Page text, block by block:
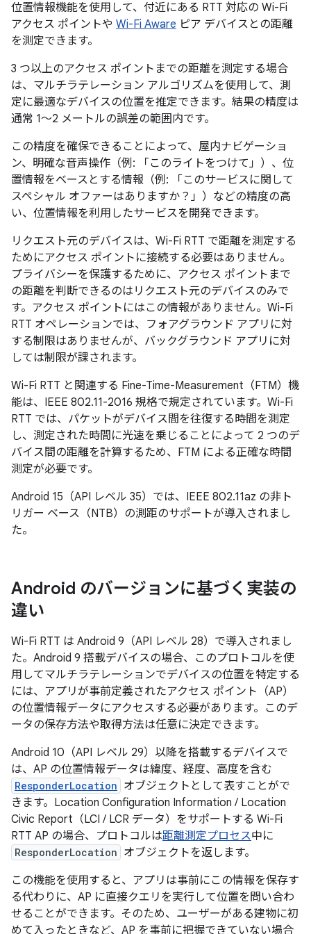
位置情報機能を使用して、付近にある RTT 対応の Wi-Fi
アクセス ポイントや Wi-Fi Aware ピア デバイスとの距離
を測定できます。
3 つ以上のアクセス ポイントまでの距離を測定する場合
は、マルチラテレーション アルゴリズムを使用して、測
定に最適なデバイスの位置を推定できます。結果の精度は
通常 1～2 メートルの誤差の範囲内です。
この精度を確保できることによって、屋内ナビゲーショ
ン、明確な音声操作（例: 「このライトをつけて」）、位
置情報をベースとする情報（例: 「このサービスに関して
スペシャル オファーはありますか？」）などの精度の高
い、位置情報を利用したサービスを開発できます。
リクエスト元のデバイスは、Wi-Fi RTT で距離を測定する
ためにアクセス ポイントに接続する必要はありません。
プライバシーを保護するために、アクセス ポイントまで
の距離を判断できるのはリクエスト元のデバイスのみで
す。アクセス ポイントにはこの情報がありません。Wi-Fi
RTT オペレーションでは、フォアグラウンド アプリに対
する制限はありませんが、バックグラウンド アプリに対
しては制限が課されます。
Wi-Fi RTT と関連する Fine-Time-Measurement （FTM）機
能は、IEEE 802.11-2016 規格で規定されています。Wi-Fi
RTT では、パケットがデバイス間を往復する時間を測定
し、測定された時間に光速を乗じることによって 2 つのデ
バイス間の距離を計算するため、FTM による正確な時間
測定が必要です。
Android 15（API レベル 35）では、IEEE 802.11az の非ト
リガー ベース（NTB）の測距のサポートが導入されまし
た。
Android のバージョンに基づく実装の
違い
Wi-Fi RTT は Android 9（API レベル 28）で導入されまし
た。Android 9 搭載デバイスの場合、このプロトコルを使
用してマルチラテレーションでデバイスの位置を特定する
には、アプリが事前定義されたアクセス ポイント（AP）
の位置情報データにアクセスする必要があります。このデ
ータの保存方法や取得方法は任意に決定できます。
Android 10（API レベル 29）以降を搭載するデバイスで
は、AP の位置情報データは緯度、経度、高度を含む
ResponderLocation オブジェクトとして表すことがで
きます。Location Configuration Information / Location
Civic Report（LCI / LCR データ）をサポートする Wi-Fi
RTT AP の場合、プロトコルは距離測定プロセス中に
ResponderLocation オブジェクトを返します。
この機能を使用すると、アプリは事前にこの情報を保存す
る代わりに、AP に直接クエリを実行して位置を問い合わ
せることができます。そのため、ユーザーがある建物に初
めて入ったときなど、AP を事前に把握できていない場合